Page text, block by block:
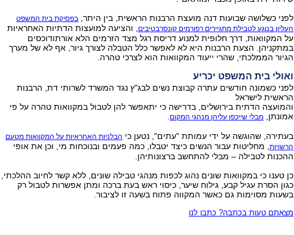
לפני כשלושה שבועות דנה מועצת הרבנות הראשית, בין היתר, בפסיקת בית המשפט
העליון בנוגע לטבילת מתגיירים רפורמים קונסרבטיבים, והציעה למועצות הדתיות האחראיות
על המקוואות, דרך חלופית למנוע דריסת רגל מצד הזרמים הלא אורתודוכסים
במתקניהן. הצעת הרבנות היא לא לאפשר כלל הטבלה לצורך גיור, אף לא של מערך
הגיור הממלכתי, שהרי ייעוד המקוואות הוא לצרכי טהרה.
ואולי בית המשפט יכריע
לפני כשמונה חודשים עתרה קבוצת נשים לבג"ץ נגד המשרד לשרותי דת, הרבנות
הראשית לישראל
והמועצה הדתית בירושלים, בדרישה כי יתאפשר להן לטבול במקוואות טהרה על פי
אמונתן, מבלי שייכפו עליהן מנהגי המקום.
בעתירה, שהוגשה על ידי עמותת "עתים", נטען כי הבלניות האחראיות על המקוואות מטעם
הרשויות, מחליטות עבור הנשים כיצד יטבלו, כמה פעמים ובנוכחות מי, וכן את אופי
ההכנות לטבילה – מבלי להתחשב ברצונותיהן.
כן טענו כי במקוואות שונים נהוג לכפות מנהגי טבילה שונים, ללא קשר לחיוב ההלכתי,
כגון הסרת עגיל קבע, גילוח שיער, כיסוי ראש בעת ברכה ומתן אפשרות לטבול רק
בשעות מסוימות גם כאשר המקווה פתוח בשעה זו לציבור.
מצאתם טעות בכתבה? כתבו לנו